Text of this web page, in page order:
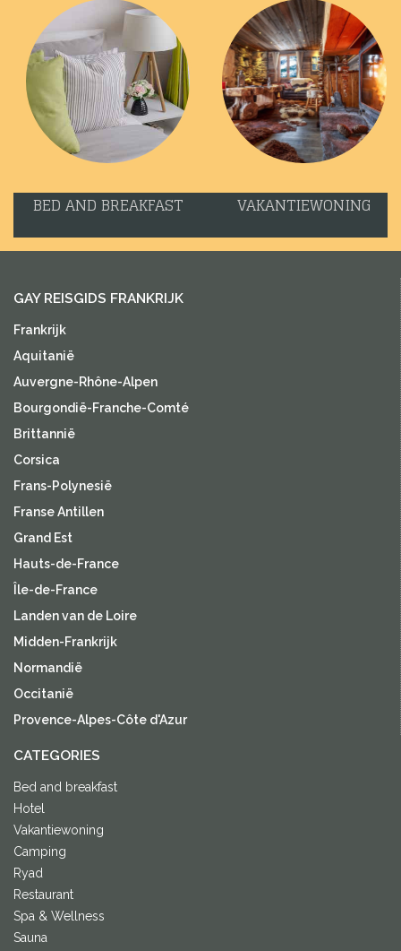
BED AND BREAKFAST VAKANTIEWONING
GAY REISGIDS FRANKRIJK
Frankrijk
Aquitanië
Auvergne-Rhône-Alpen
Bourgondië-Franche-Comté
Brittannië
Corsica
Frans-Polynesië
Franse Antillen
Grand Est
Hauts-de-France
Île-de-France
Landen van de Loire
Midden-Frankrijk
Normandië
Occitanië
Provence-Alpes-Côte d'Azur
CATEGORIES
Bed and breakfast
Hotel
Vakantiewoning
Camping
Ryad
Restaurant
Spa & Wellness
Sauna